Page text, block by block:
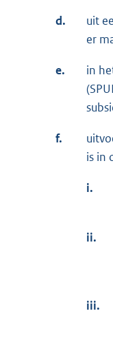
d.
uit
er
e.
in
f.
is in
i.
ii.
iii.